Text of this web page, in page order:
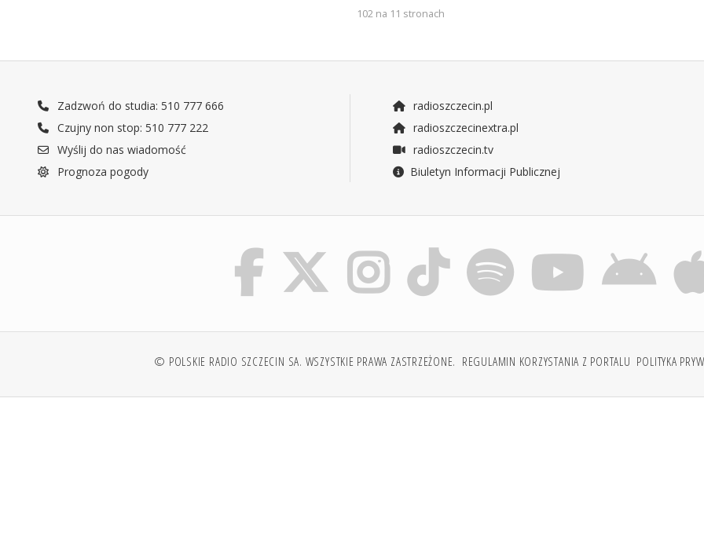
102 na 11 stronach
Zadzwoń do studia: 510 777 666
Czujny non stop: 510 777 222
Wyślij do nas wiadomość
Prognoza pogody
radioszczecin.pl
radioszczecinextra.pl
radioszczecin.tv
Biuletyn Informacji Publicznej
© POLSKIE RADIO SZCZECIN SA. WSZYSTKIE PRAWA ZASTRZEŻONE. REGULAMIN KORZYSTANIA Z PORTALU POLITYKA